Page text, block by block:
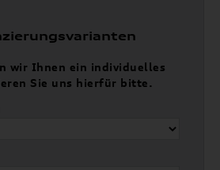
wir Ihnen ein individuelles
Sie uns hierfür bitte.